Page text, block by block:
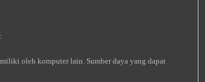
oleh komputer lain. Sumber daya yang dapat